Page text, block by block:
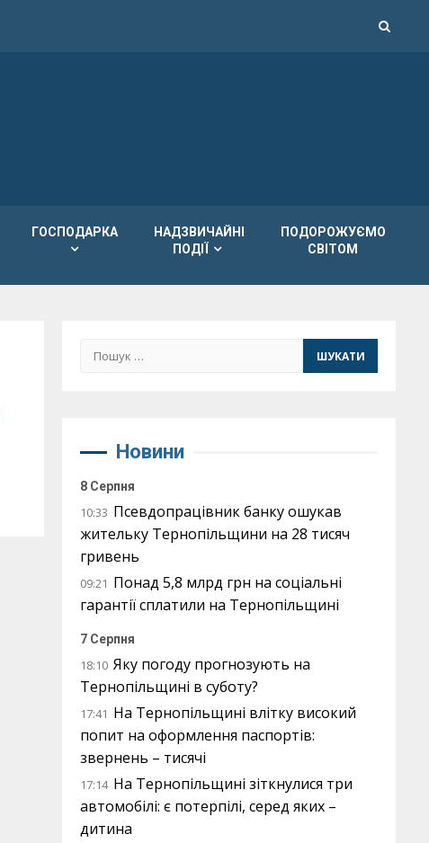
ГОСПОДАРКА
НАДЗВИЧАЙНІ
ПОДІЇ
ПОДОРОЖУЄМО
СВІТОМ
Пошук:
Новини
8 Серпня
10:33 Псевдопрацівник банку ошукав
жительку Тернопільщини на 28 тисяч
гривень
09:21 Понад 5,8 млрд грн на соціальні
гарантії сплатили на Тернопільщині
7 Серпня
18:10 Яку погоду прогнозують на
Тернопільщині в суботу?
17:41 На Тернопільщині влітку високий
попит на оформлення паспортів:
звернень – тисячі
17:14 На Тернопільщині зіткнулися три
автомобілі: є потерпілі, серед яких –
дитина